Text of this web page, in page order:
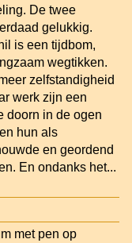
De twee
gelukkig.
is een tijdbom,
wegtikken.
zelfstandigheid
werk zijn een
doorn in de ogen
hun als
en geordend
En ondanks het...
met pen op